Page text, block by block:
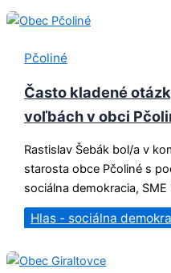
Pčoliné
Často kladené
voľbách v obci
Rastislav Šebák bol/a v
starosta obce Pčoliné s
sociálna demokracia, SME
Hlas - sociálna